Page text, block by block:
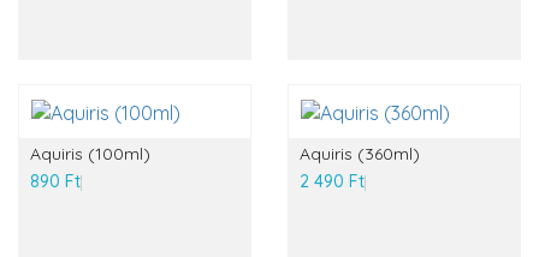
Aquiris (100ml)
890 Ft
Aquiris (360ml)
2 490 Ft